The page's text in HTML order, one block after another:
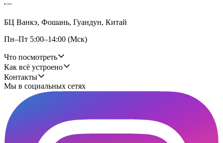
БЦ Ванкэ, Фошань, Гуандун, Китай
Пн–Пт 5:00–14:00 (Мск)
Что посмотреть
Как всё устроено
Контакты
Мы в социальных сетях